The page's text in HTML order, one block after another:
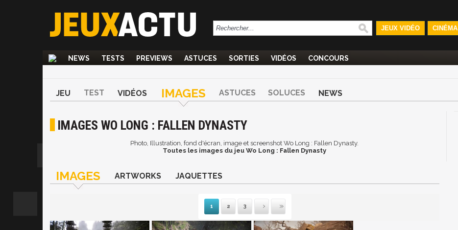
JEUX VIDÉO CINÉMA
NEWS TESTS PREVIEWS ASTUCES SORTIES VIDÉOS CONCOURS
JEU TEST VIDÉOS IMAGES ASTUCES SOLUCES NEWS
IMAGES WO LONG : FALLEN DYNASTY
Photo, Illustration, fond d'écran, image et screenshot Wo Long : Fallen Dynasty.
Toutes les images du jeu Wo Long : Fallen Dynasty
IMAGES ARTWORKS JAQUETTES
1 2 3
Suivante
Dernière